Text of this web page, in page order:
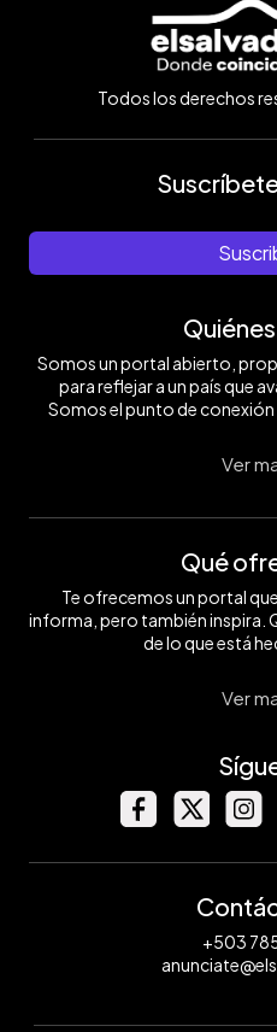
Todos los derechos
Somos un portal abierto,
para reflejar a un país que
Somos el punto de conexión
Ver
Qué
Te ofrecemos un portal
informa, pero también inspira.
de lo que está
Ver
+503